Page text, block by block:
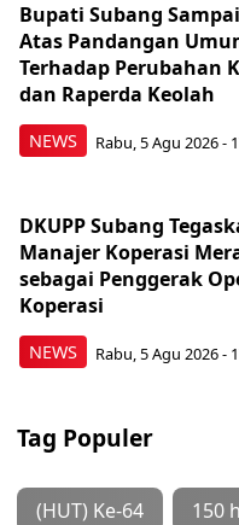
NEWS
Bupati Subang
Atas Pandangan
Terhadap Perubahan
dan Raperda Keolah
Rabu, 5 Agu 2026 -
NEWS
DKUPP Subang
Manajer Koperasi
sebagai Penggerak
Koperasi
Rabu, 5 Agu 2026 -
Tag Populer
(HUT) Ke-64 150